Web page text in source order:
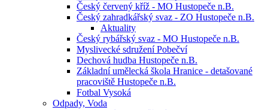
Český červený kříž - MO Hustopeče n.B.
Český zahradkářský svaz - ZO Hustopeče n.B.
Aktuality
Český rybářský svaz - MO Hustopeče n.B.
Myslivecké sdružení Pobečví
Dechová hudba Hustopeče n.B.
Základní umělecká škola Hranice - detašované
pracoviště Hustopeče n.B.
Fotbal Vysoká
Odpady, Voda